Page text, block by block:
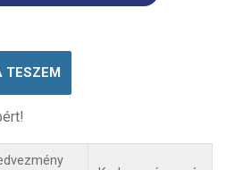
TESZEM